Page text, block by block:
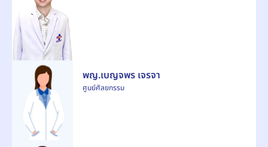
พญ.เบญจพร เจรจา
ศูนย์ศัลยกรรม